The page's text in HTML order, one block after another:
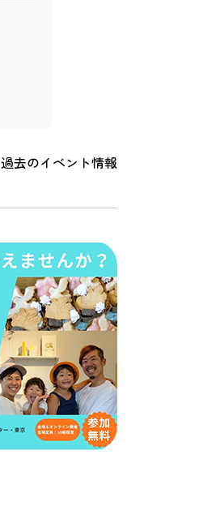
過去のイベント情報